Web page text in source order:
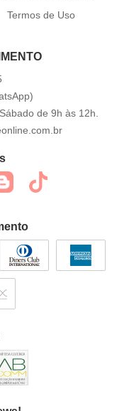
Termos de Uso
de 9h às 12h.